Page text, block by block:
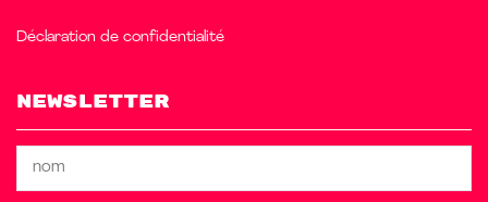
Déclaration de confidentialité
Newsletter